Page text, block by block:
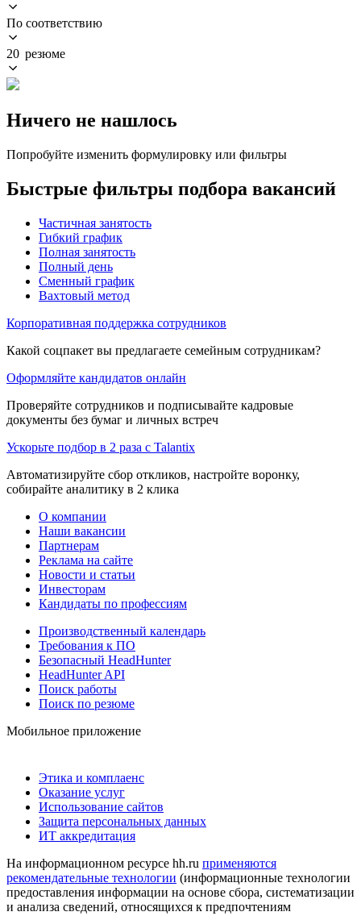
По соответствию
20 резюме
Ничего не нашлось
Попробуйте изменить формулировку или фильтры
Быстрые фильтры подбора вакансий
Частичная занятость
Гибкий график
Полная занятость
Полный день
Сменный график
Вахтовый метод
Корпоративная поддержка сотрудников
Какой соцпакет вы предлагаете семейным сотрудникам?
Оформляйте кандидатов онлайн
Проверяйте сотрудников и подписывайте кадровые
документы без бумаг и личных встреч
Ускорьте подбор в 2 раза с Talantix
Автоматизируйте сбор откликов, настройте воронку,
собирайте аналитику в 2 клика
О компании
Наши вакансии
Партнерам
Реклама на сайте
Новости и статьи
Инвесторам
Кандидаты по профессиям
Производственный календарь
Требования к ПО
Безопасный HeadHunter
HeadHunter API
Поиск работы
Поиск по резюме
Мобильное приложение
Этика и комплаенс
Оказание услуг
Использование сайтов
Защита персональных данных
ИТ аккредитация
На информационном ресурсе hh.ru применяются
рекомендательные технологии (информационные технологии
предоставления информации на основе сбора, систематизации
и анализа сведений, относящихся к предпочтениям